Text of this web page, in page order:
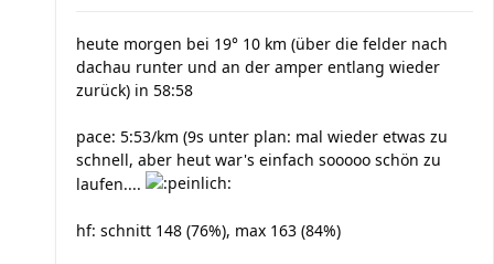
heute morgen bei 19° 10 km (über die felder nach
dachau runter und an der amper entlang wieder
zurück) in 58:58
pace: 5:53/km (9s unter plan: mal wieder etwas zu
schnell, aber heut war's einfach sooooo schön zu
laufen....
hf: schnitt 148 (76%), max 163 (84%)